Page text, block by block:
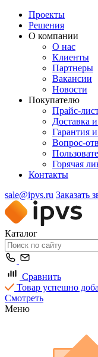
Проекты
Решения
О компании
О нас
Клиенты
Партнеры
Вакансии
Новости
Покупателю
Прайс-
Доставка
Гарантия
Вопрос-
Горячая
Контакты
sale@ipvs.ru Заказать
Каталог
Сравнить
Товар успешно
Смотреть
Меню